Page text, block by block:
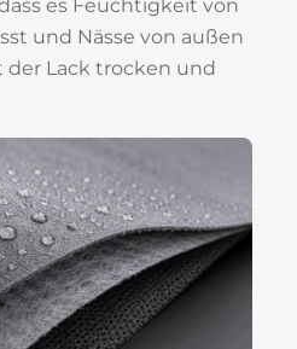
es Feuchtigkeit von
und Nässe von außen
der Lack trocken und